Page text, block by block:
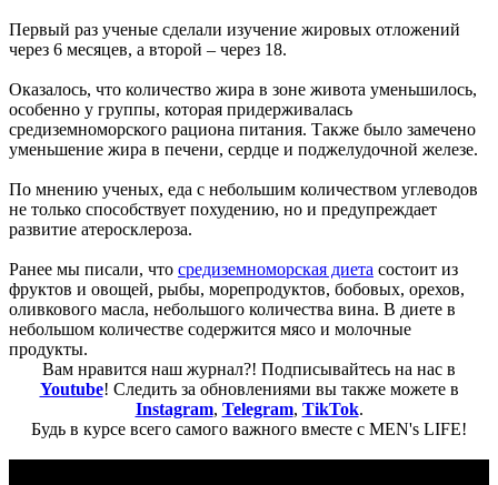
Первый раз ученые сделали изучение жировых отложений
через 6 месяцев, а второй – через 18.
Оказалось, что количество жира в зоне живота уменьшилось,
особенно у группы, которая придерживалась
средиземноморского рациона питания. Также было замечено
уменьшение жира в печени, сердце и поджелудочной железе.
По мнению ученых, еда с небольшим количеством углеводов
не только способствует похудению, но и предупреждает
развитие атеросклероза.
Ранее мы писали, что средиземноморская диета состоит из
фруктов и овощей, рыбы, морепродуктов, бобовых, орехов,
оливкового масла, небольшого количества вина. В диете в
небольшом количестве содержится мясо и молочные
продукты.
Вам нравится наш журнал?! Подписывайтесь на нас в
Youtube! Следить за обновлениями вы также можете в
Instagram, Telegram, TikTok.
Будь в курсе всего самого важного вместе с MEN's LIFE!